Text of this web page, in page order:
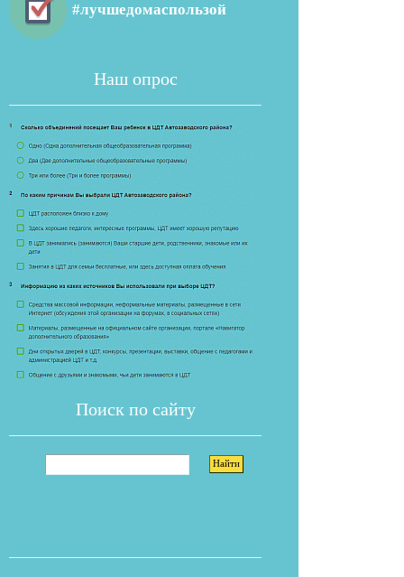
#лучшедомаспользой
Наш опрос
Поиск по сайту